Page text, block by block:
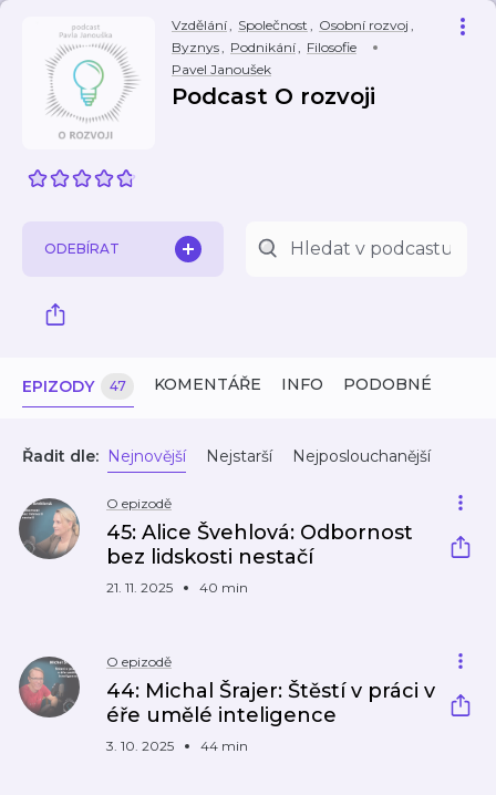
Vzdělání, Společnost , Osobní rozvoj ,
Byznys, Podnikání, Filosofie
Pavel Janoušek
Podcast O rozvoji
ODEBÍRAT
EPIZODY 47 KOMENTÁŘE INFO PODOBNÉ
Řadit dle: Nejnovější Nejstarší Nejposlouchanější
O epizodě
45: Alice Švehlová: Odbornost
bez lidskosti nestačí
21. 11. 2025 40 min
O epizodě
44: Michal Šrajer: Štěstí v práci v
éře umělé inteligence
3. 10. 2025 44 min